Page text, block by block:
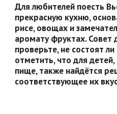
Для любителей поесть
прекрасную кухню,
рисе, овощах и
аромату фруктах. Совет
проверьте, не состоят
отметить, что для
пище, также найдётся
соответствующее их